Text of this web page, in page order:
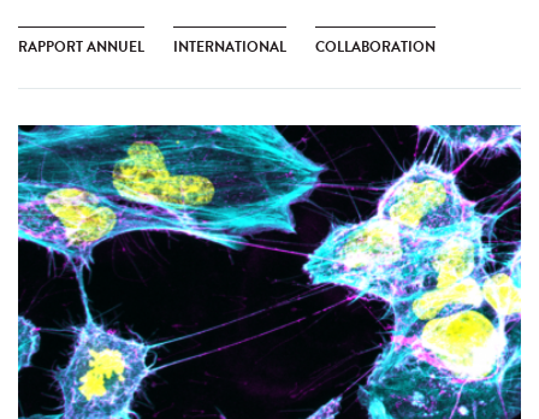
RAPPORT ANNUEL INTERNATIONAL COLLABORATION